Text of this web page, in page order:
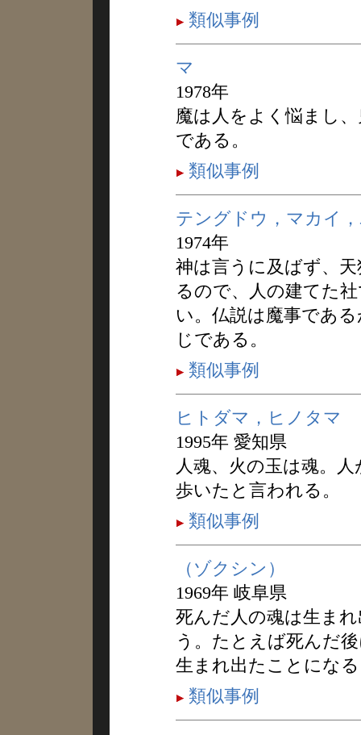
類似事例
マ
1978年
魔は人をよく悩まし
である。
類似事例
テングドウ，マカイ
1974年
神は言うに及ばず、
るので、人の建てた
い。仏説は魔事であ
じである。
類似事例
ヒトダマ，ヒノタマ
1995年 愛知県
人魂、火の玉は魂。
歩いたと言われる。
類似事例
（ゾクシン）
1969年 岐阜県
死んだ人の魂は生ま
う。たとえば死んだ
生まれ出たことにな
類似事例